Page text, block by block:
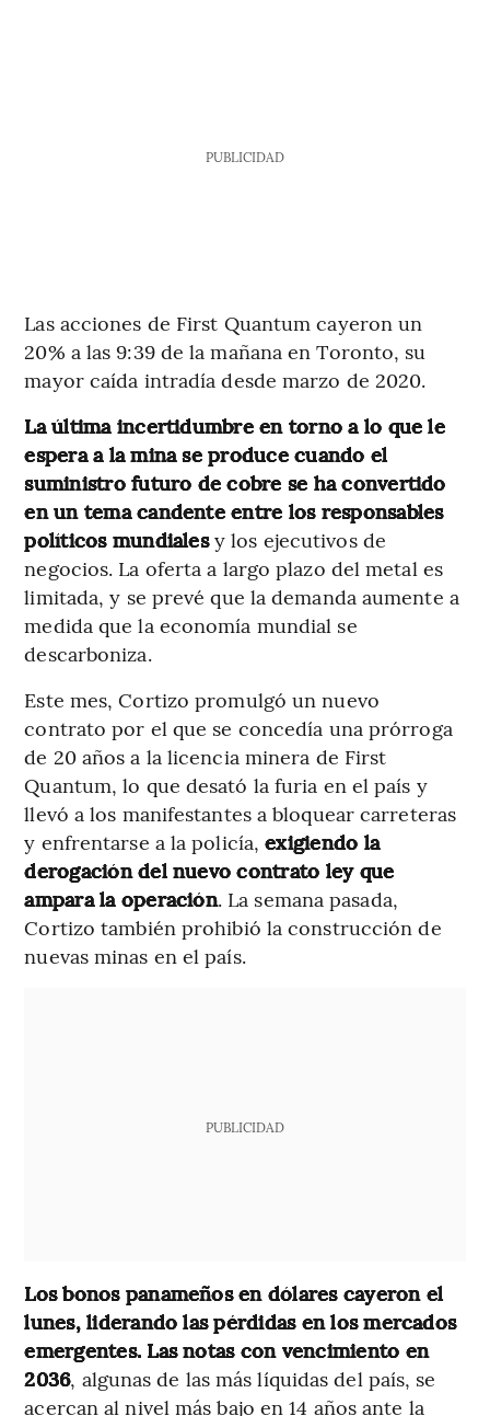
PUBLICIDAD
Las acciones de First Quantum cayeron un
20% a las 9:39 de la mañana en Toronto, su
mayor caída intradía desde marzo de 2020.
La última incertidumbre en torno a lo que le
espera a la mina se produce cuando el
suministro futuro de cobre se ha convertido
en un tema candente entre los responsables
políticos mundialesy los ejecutivos de
negocios. La oferta a largo plazo del metal es
limitada, y se prevé que la demanda aumente a
medida que la economía mundial se
descarboniza.
Este mes, Cortizo promulgó un nuevo
contrato por el que se concedía una prórroga
de 20 años a la licencia minera de First
Quantum, lo que desató la furia en el país y
llevó a los manifestantes a bloquear carreteras
y enfrentarse a la policía,exigiendo la
derogación del nuevo contrato ley que
ampara la operación. La semana pasada,
Cortizo también prohibió la construcción de
nuevas minas en el país.
PUBLICIDAD
Los bonos panameños en dólares cayeron el
lunes, liderando las pérdidas en los mercados
emergentes. Las notas con vencimiento en
2036, algunas de las más líquidas del país, se
acercan al nivel más bajo en 14 años ante la